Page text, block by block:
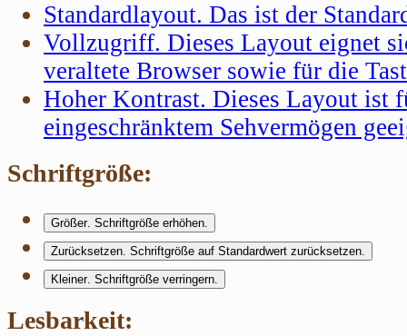
Standardlayout. Das ist der
Vollzugriff. Dieses Layout eignet
veraltete Browser sowie für die
Hoher Kontrast. Dieses Layout ist
eingeschränktem Sehvermögen
Schriftgröße:
Größer. Schriftgröße erhöhen.
Zurücksetzen . Schriftgröße auf Standardwert zurücksetzen.
Kleiner. Schriftgröße verringern.
Lesbarkeit: